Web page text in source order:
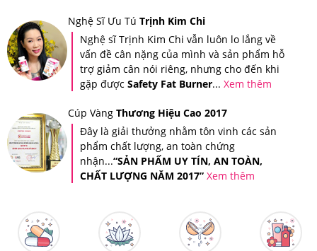
được xem là địa chỉ đáng tin cậy và là nơi mua sắm, làm
đẹp, chăm sóc sức khỏe lý tưởng của tất cả mọi người.
Bạn cũng có thể dễ dàng kiểm tra thông tin sản phẩm
bằng ứng dụng iCheck - Ứng dụng tra cứu nguồn gốc
sản phẩm được sử dụng rộng rãi bởi người tiêu dùng
Việt Nam.
Trên mỗi sản phẩm tại Hệ thống Giảm Cân An Toàn đều
quyền lợi của khách hàng.
Nghệ Sĩ Ưu Tú Trịnh Kim Chi
Nghệ sĩ Trịnh Kim Chi vẫn luôn lo lắng về
vấn đề cân nặng của mình và sản phẩm hỗ
trợ giảm cân nói riêng, nhưng cho đến khi
gặp được Safety Fat Burner... Xem thêm
Cúp Vàng Thương Hiệu Cao 2017
Đây là giải thưởng nhằm tôn vinh các sản
phẩm chất lượng, an toàn chứng
nhận...“SẢN PHẨM UY TÍN, AN TOÀN,
CHẤT LƯỢNG NĂM 2017” Xem thêm